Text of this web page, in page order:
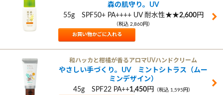
やさしい手づく
キ
お買い物かごに